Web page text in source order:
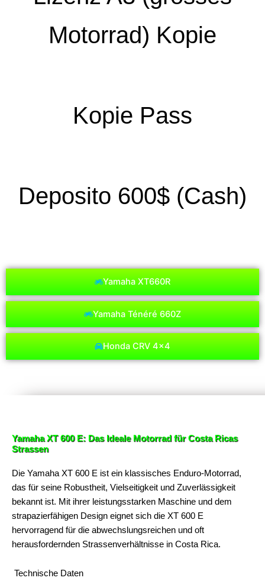
Yamaha XT660R
Yamaha Ténéré 660Z
Honda CRV 4x4
Motorrad) Kopie
Kopie Pass
Deposito 600$ (Cash)
Yamaha XT 600 E: Das Ideale Motorrad für Costa Ricas
Strassen
Die Yamaha XT 600 E ist ein klassisches Enduro-Motorrad,
das für seine Robustheit, Vielseitigkeit und Zuverlässigkeit
bekannt ist. Mit ihrer leistungsstarken Maschine und dem
strapazierfähigen Design eignet sich die XT 600 E
hervorragend für die abwechslungsreichen und oft
herausfordernden Strassenverhältnisse in Costa Rica.
Technische Daten